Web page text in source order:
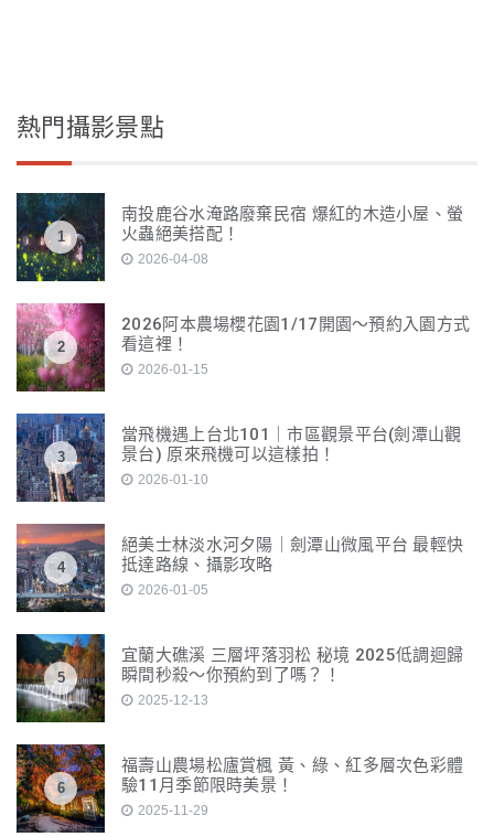
熱門攝影景點
1
南投鹿谷水淹路廢棄民宿 爆紅的木造小屋、螢
火蟲絕美搭配！
2026-04-08
2
2026阿本農場櫻花園1/17開園～預約入園方式
看這裡！
2026-01-15
3
當飛機遇上台北101｜市區觀景平台(劍潭山觀
景台) 原來飛機可以這樣拍！
2026-01-10
4
絕美士林淡水河夕陽｜劍潭山微風平台 最輕快
抵達路線、攝影攻略
2026-01-05
5
宜蘭大礁溪 三層坪落羽松 秘境 2025低調迴歸
瞬間秒殺～你預約到了嗎？！
2025-12-13
6
福壽山農場松廬賞楓 黃、綠、紅多層次色彩體
驗11月季節限時美景！
2025-11-29